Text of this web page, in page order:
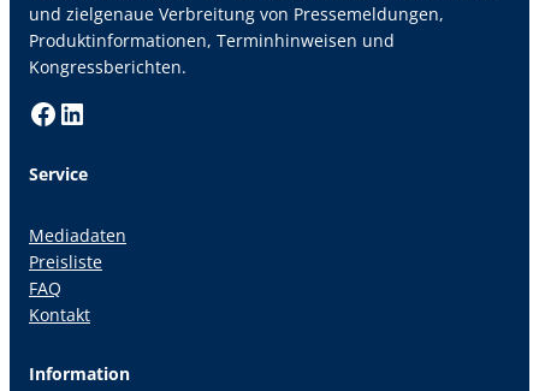
und zielgenaue Verbreitung von Pressemeldungen,
Produktinformationen, Terminhinweisen und
Kongressberichten.
Facebook LinkedIn
Service
Mediadaten
Preisliste
FAQ
Kontakt
Information